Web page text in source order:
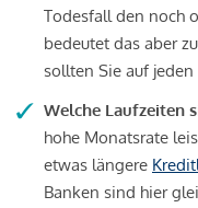
Todesfall den noch
bedeutet das aber
sollten Sie auf
Welche Laufzeiten
hohe Monatsrate
etwas längere
Banken sind hier